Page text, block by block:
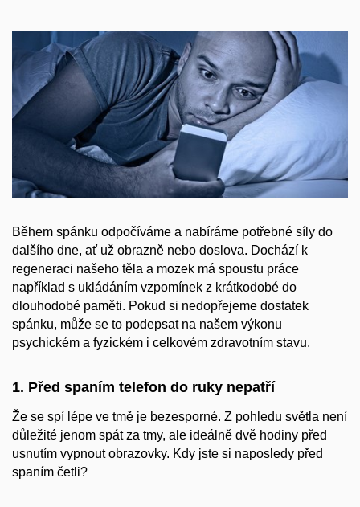
Během spánku odpočíváme a nabíráme potřebné síly do
dalšího dne, ať už obrazně nebo doslova. Dochází k
regeneraci našeho těla a mozek má spoustu práce
například s ukládáním vzpomínek z krátkodobé do
dlouhodobé paměti. Pokud si nedopřejeme dostatek
spánku, může se to podepsat na našem výkonu
psychickém a fyzickém i celkovém zdravotním stavu.
1. Před spaním telefon do ruky nepatří
Že se spí lépe ve tmě je bezesporné. Z pohledu světla není
důležité jenom spát za tmy, ale ideálně dvě hodiny před
usnutím vypnout obrazovky. Kdy jste si naposledy před
spaním četli?